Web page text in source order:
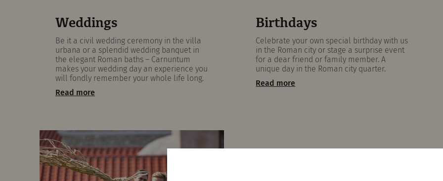
Weddings
Be it a civil wedding ceremony in the villa
urbana or a splendid wedding banquet in
the elegant Roman baths – Carnuntum
makes your wedding day an experience you
will fondly remember your whole life long.
Read more
Birthdays
Celebrate your own special birthday with us
in the Roman city or stage a surprise event
for a dear friend or family member. A
unique day in the Roman city quarter.
Read more